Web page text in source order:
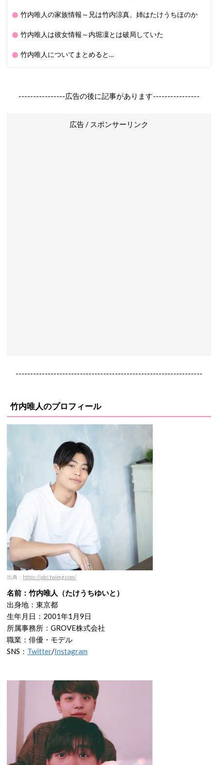
竹内唯人の家族情報～兄は竹内涼真、姉はたけうちほのか
竹内唯人は彼女情報～内堀凜とは破局していた
竹内唯人についてまとめると…
----------------広告の後に記事があります----------------
広告 / スポンサーリンク
----------------------------------------------------------------
竹内唯人のプロフィール
出典： https://pbs.twimg.com/
名前：竹内唯人（たけうちゆいと）
出身地：東京都
生年月日：2001年1月9日
所属事務所：GROVE株式会社
職業：俳優・モデル
SNS： Twitter/Instagram